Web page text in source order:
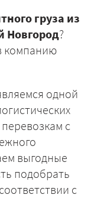
груза из
Новгород?
компанию
одной
с
выгодные
подобрать
с